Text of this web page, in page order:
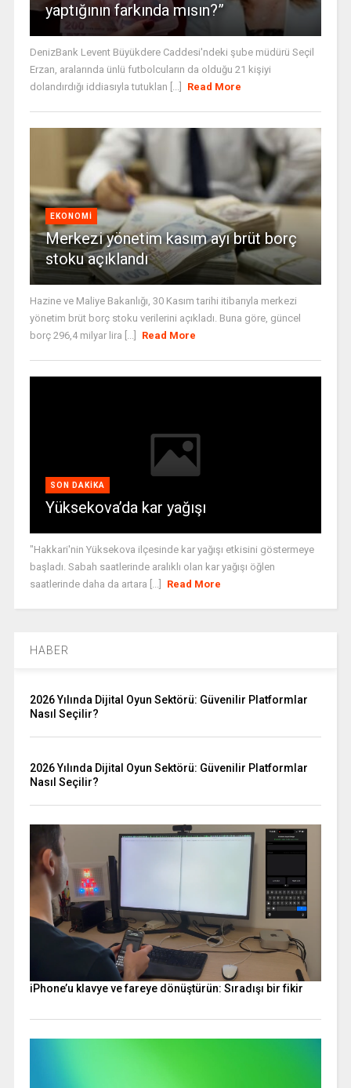
yaptığının farkında mısın?”
DenizBank Levent Büyükdere Caddesi'ndeki şube müdürü Seçil
Erzan, aralarında ünlü futbolcuların da olduğu 21 kişiyi
dolandırdığı iddiasıyla tutuklan [...]
Read More
EKONOMI
Merkezi yönetim kasım ayı brüt borç
stoku açıklandı
Hazine ve Maliye Bakanlığı, 30 Kasım tarihi itibarıyla merkezi
yönetim brüt borç stoku verilerini açıkladı. Buna göre, güncel
borç 296,4 milyar lira [...]
Read More
SON DAKIKA
Yüksekova’da kar yağışı
"Hakkari'nin Yüksekova ilçesinde kar yağışı etkisini göstermeye
başladı. Sabah saatlerinde aralıklı olan kar yağışı öğlen
saatlerinde daha da artara [...]
Read More
HABER
2026 Yılında Dijital Oyun Sektörü: Güvenilir Platformlar
Nasıl Seçilir?
2026 Yılında Dijital Oyun Sektörü: Güvenilir Platformlar
Nasıl Seçilir?
iPhone’u klavye ve fareye dönüştürün: Sıradışı bir fikir